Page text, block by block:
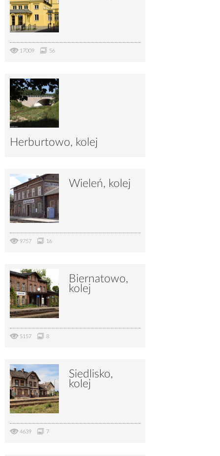
17009 56
Herburtowo, kolej
4869 10 Wieleń, kolej
9757 16
Biernatowo,
kolej
5157 8
Siedlisko,
kolej
4639 7